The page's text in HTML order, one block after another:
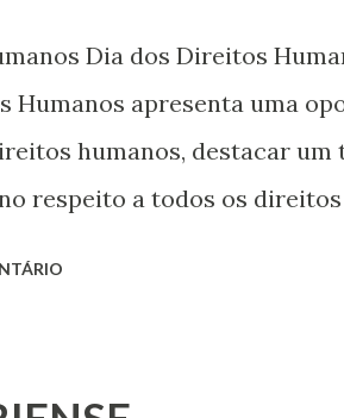
Dia dos Direitos
Humanos apresenta uma
humanos, destacar um
respeito a todos os direitos